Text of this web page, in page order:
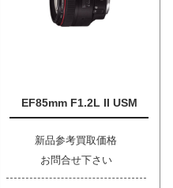
EF85mm F1.2L II USM
新品参考買取価格
お問合せ下さい